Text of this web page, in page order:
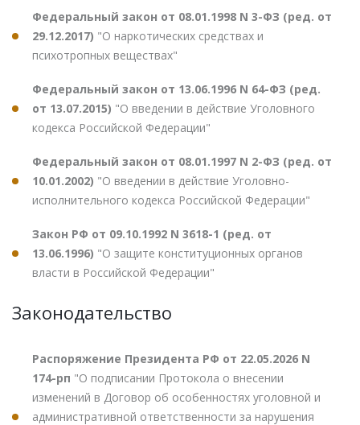
Федеральный закон от 08.01.1998 N 3-ФЗ (ред. от
29.12.2017) "О наркотических средствах и
психотропных веществах"
Федеральный закон от 13.06.1996 N 64-ФЗ (ред.
от 13.07.2015) "О введении в действие Уголовного
кодекса Российской Федерации"
Федеральный закон от 08.01.1997 N 2-ФЗ (ред. от
10.01.2002) "О введении в действие Уголовно-
исполнительного кодекса Российской Федерации"
Закон РФ от 09.10.1992 N 3618-1 (ред. от
13.06.1996) "О защите конституционных органов
власти в Российской Федерации"
Законодательство
Распоряжение Президента РФ от 22.05.2026 N
174-рп "О подписании Протокола о внесении
изменений в Договор об особенностях уголовной и
административной ответственности за нарушения